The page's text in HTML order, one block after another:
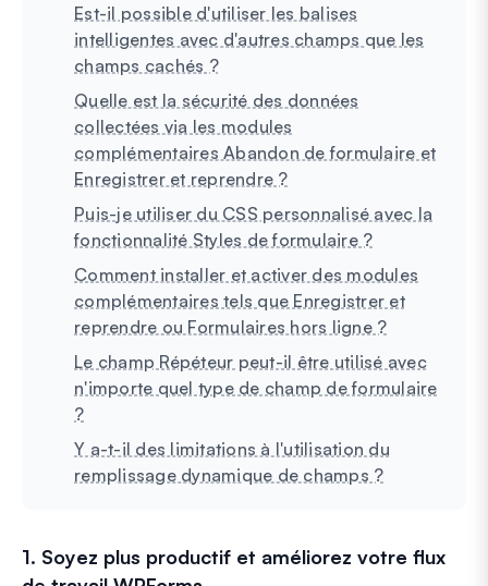
Est-il possible d'utiliser les balises
intelligentes avec d'autres champs que les
champs cachés ?
Quelle est la sécurité des données
collectées via les modules
complémentaires Abandon de formulaire et
Enregistrer et reprendre ?
Puis-je utiliser du CSS personnalisé avec la
fonctionnalité Styles de formulaire ?
Comment installer et activer des modules
complémentaires tels que Enregistrer et
reprendre ou Formulaires hors ligne ?
Le champ Répéteur peut-il être utilisé avec
n'importe quel type de champ de formulaire
?
Y a-t-il des limitations à l'utilisation du
remplissage dynamique de champs ?
1. Soyez plus productif et améliorez votre flux